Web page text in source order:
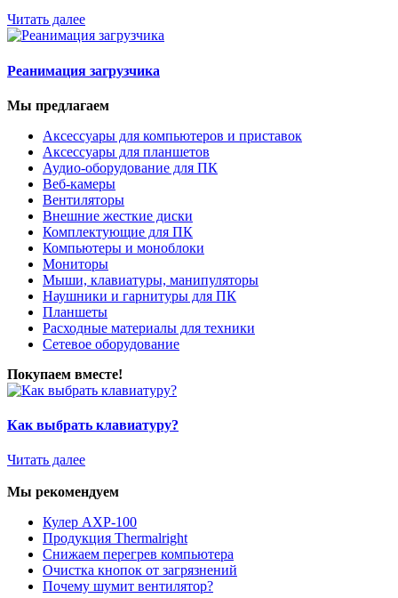
Читать далее
Реанимация загрузчика
Мы предлагаем
Аксессуары для компьютеров и приставок
Аксессуары для планшетов
Аудио-оборудование для ПК
Веб-камеры
Вентиляторы
Внешние жесткие диски
Комплектующие для ПК
Компьютеры и моноблоки
Мониторы
Мыши, клавиатуры, манипуляторы
Наушники и гарнитуры для ПК
Планшеты
Расходные материалы для техники
Сетевое оборудование
Покупаем вместе!
Как выбрать клавиатуру?
Читать далее
Мы рекомендуем
Кулер AXP-100
Продукция Thermalright
Снижаем перегрев компьютера
Очистка кнопок от загрязнений
Почему шумит вентилятор?